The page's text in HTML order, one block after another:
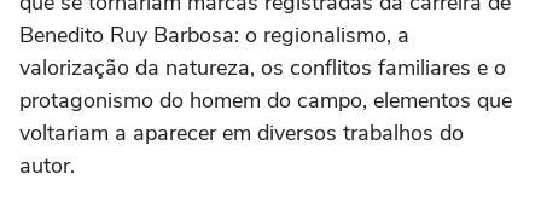
Benedito Ruy Barbosa: o regionalismo, a
valorização da natureza, os conflitos familiares e o
protagonismo do homem do campo, elementos que
voltariam a aparecer em diversos trabalhos do
autor.